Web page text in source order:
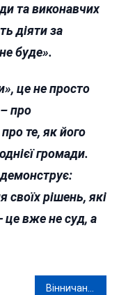
та виконавчих
діяти за
буде».
це не просто
про
те, як його
громади.
своїх рішень, які
це вже не суд, а
Вінничан вбиває не тільки путін: три вбивства та два замахи на вбивство у травні